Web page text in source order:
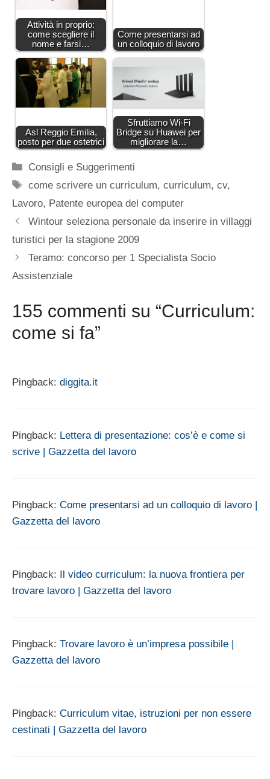
Attività in proprio:
come scegliere il
nome e farsi…
Come presentarsi ad
un colloquio di lavoro
Asl Reggio Emilia,
posto per due ostetrici
Sfruttiamo Wi-Fi
Bridge su Huawei per
migliorare la…
Categorie
Consigli e Suggerimenti
Tag
come scrivere un curriculum,curriculum,cv,
Lavoro, Patente europea del computer
Wintour seleziona personale da inserire in villaggi
turistici per la stagione 2009
Teramo: concorso per 1 Specialista Socio
Assistenziale
155 commenti su “Curriculum:
come si fa”
Pingback: diggita.it
Pingback: Lettera di presentazione: cos’è e come si
scrive | Gazzetta del lavoro
Pingback: Come presentarsi ad un colloquio di lavoro |
Gazzetta del lavoro
Pingback:
Il video curriculum: la nuova frontiera per
trovare lavoro | Gazzetta del lavoro
Pingback: Trovare lavoro è un’impresa possibile |
Gazzetta del lavoro
Pingback: Curriculum vitae, istruzioni per non essere
cestinati | Gazzetta del lavoro